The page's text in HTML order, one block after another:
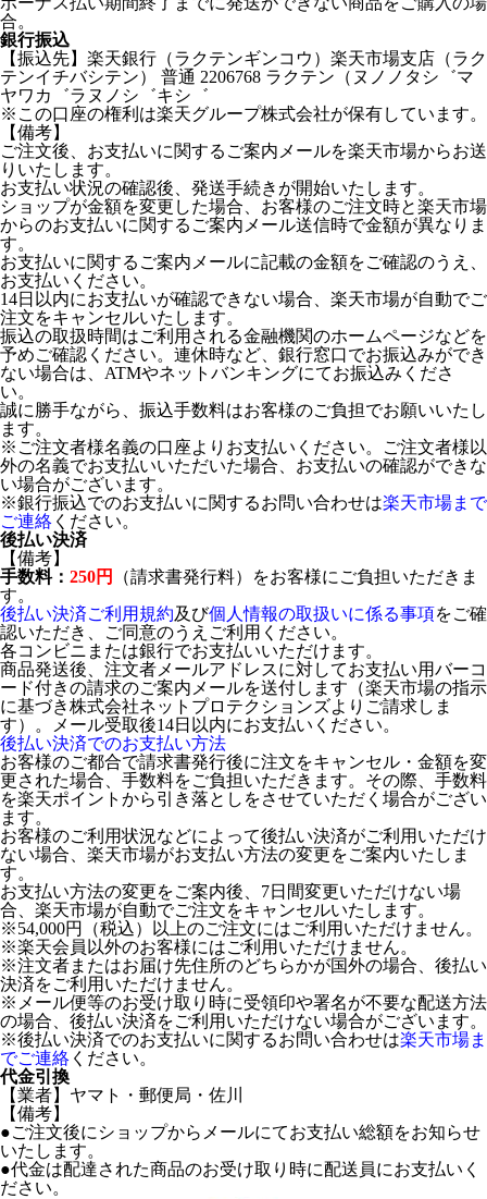
合。
銀行振込
【振込先】楽天銀行（ラクテンギンコウ）楽天市場支店（ラク
テンイチバシテン） 普通 2206768 ラクテン（ヌノノタシ゛マ
ヤワカ゛ラヌノシ゛キシ゛
※この口座の権利は楽天グループ株式会社が保有しています。
【備考】
ご注文後、お支払いに関するご案内メールを楽天市場からお送
りいたします。
お支払い状況の確認後、発送手続きが開始いたします。
ショップが金額を変更した場合、お客様のご注文時と楽天市場
からのお支払いに関するご案内メール送信時で金額が異なりま
す。
お支払いに関するご案内メールに記載の金額をご確認のうえ、
お支払いください。
14日以内にお支払いが確認できない場合、楽天市場が自動でご
注文をキャンセルいたします。
振込の取扱時間はご利用される金融機関のホームページなどを
予めご確認ください。連休時など、銀行窓口でお振込みができ
ない場合は、ATMやネットバンキングにてお振込みくださ
い。
誠に勝手ながら、振込手数料はお客様のご負担でお願いいたし
ます。
※ご注文者様名義の口座よりお支払いください。ご注文者様以
外の名義でお支払いいただいた場合、お支払いの確認ができな
い場合がございます。
※銀行振込でのお支払いに関するお問い合わせは楽天市場まで
ご連絡 ください。
後払い決済
【備考】
手数料： 250円
（請求書発行料）をお客様にご負担いただきま
す。
後払い決済ご利用規約及び個人情報の取扱いに係る事項をご確
認いただき、ご同意のうえご利用ください。
各コンビニまたは銀行でお支払いいただけます。
商品発送後、注文者メールアドレスに対してお支払い用バーコ
ード付きの請求のご案内メールを送付します（楽天市場の指示
に基づき株式会社ネットプロテクションズよりご請求しま
す）。メール受取後14日以内にお支払いください。
後払い決済でのお支払い方法
お客様のご都合で請求書発行後に注文をキャンセル・金額を変
更された場合、手数料をご負担いただきます。その際、手数料
を楽天ポイントから引き落としをさせていただく場合がござい
ます。
お客様のご利用状況などによって後払い決済がご利用いただけ
ない場合、楽天市場がお支払い方法の変更をご案内いたしま
す。
お支払い方法の変更をご案内後、7日間変更いただけない場
合、楽天市場が自動でご注文をキャンセルいたします。
※54,000円（税込）以上のご注文にはご利用いただけません。
※楽天会員以外のお客様にはご利用いただけません。
※注文者またはお届け先住所のどちらかが国外の場合、後払い
決済をご利用いただけません。
※メール便等のお受け取り時に受領印や署名が不要な配送方法
の場合、後払い決済をご利用いただけない場合がございます。
※後払い決済でのお支払いに関するお問い合わせは楽天市場ま
でご連絡 ください。
代金引換
【業者】ヤマト・郵便局・佐川
【備考】
●ご注文後にショップからメールにてお支払い総額をお知らせ
いたします。
●代金は配達された商品のお受け取り時に配送員にお支払いく
ださい。